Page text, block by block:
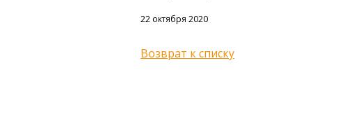
22 октября 2020
Возврат к списку